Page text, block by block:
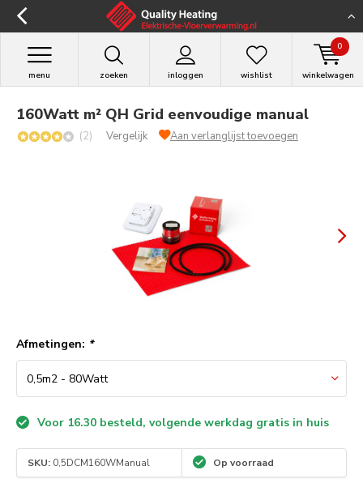
zoeken inloggen
menu wishlist winkelwagen
0
160Watt m² QH Grid eenvoudige manual
(2) Vergelijk Aan verlanglijst toevoegen
Afmetingen: *
Voor 16.30 besteld, volgende werkdag gratis in huis
SKU: 0,5DCM160WManual Op voorraad